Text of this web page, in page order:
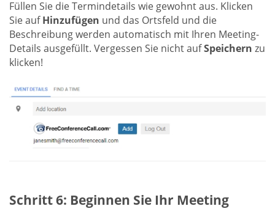
Füllen Sie die Termindetails wie gewohnt aus. Klicken
Sie aufHinzufügen und das Ortsfeld und die
Beschreibung werden automatisch mit Ihren Meeting-
Details ausgefüllt. Vergessen Sie nicht aufSpeichern zu
klicken!
Schritt 6: Beginnen Sie Ihr Meeting